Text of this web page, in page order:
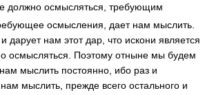
должно осмысляться, требующим
осмысления, дает нам мыслить.
дарует нам этот дар, что искони является
осмысляться. Поэтому отныне мы будем
мыслить постоянно, ибо раз и
нам мыслить, прежде всего остального и